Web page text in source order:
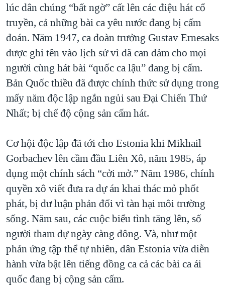
lúc dân chúng “bất ngờ” cất lên các điệu hát cổ
truyền, cả những bài ca yêu nước đang bị cấm
đoán. Năm 1947, ca đoàn trưởng Gustav Ernesaks
được ghi tên vào lịch sử vì đã can đảm cho mọi
người cùng hát bài “quốc ca lậu” đang bị cấm.
Bản Quốc thiều đã được chính thức sử dụng trong
mấy năm độc lập ngắn ngủi sau Đại Chiến Thứ
Nhất; bị chế độ cộng sản cấm hát.
Cơ hội độc lập đã tới cho Estonia khi Mikhail
Gorbachev lên cầm đầu Liên Xô, năm 1985, áp
dụng một chính sách “cởi mở.” Năm 1986, chính
quyền xô viết đưa ra dự án khai thác mỏ phốt
phát, bị dư luận phản đối vì tàn hại môi trường
sống. Năm sau, các cuộc biểu tình tăng lên, số
người tham dự ngày càng đông. Và, như một
phản ứng tập thể tự nhiên, dân Estonia vừa diễn
hành vừa bật lên tiếng đồng ca cả các bài ca ái
quốc đang bị cộng sản cấm.